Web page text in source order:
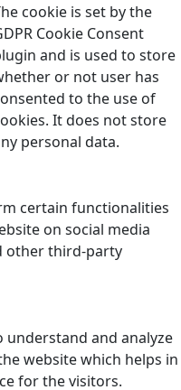
cookie is set by the
Cookie Consent
and is used to store
or not user has
to the use of
It does not store
personal data.
certain functionalities
on social media
other third-party
understand and analyze
website which helps in
for the visitors.